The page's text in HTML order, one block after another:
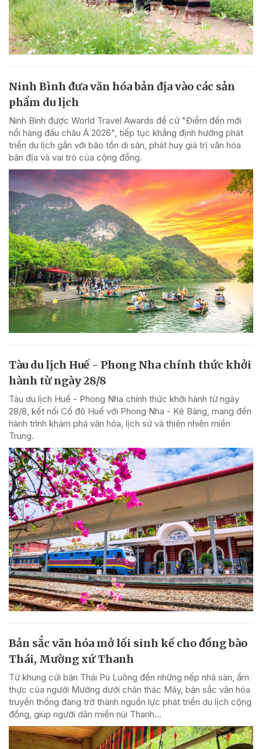
Ninh Bình đưa văn hóa bản địa vào các sản
phẩm du lịch
Ninh Bình được World Travel Awards đề cử "Điểm đến mới
nổi hàng đầu châu Á 2026", tiếp tục khẳng định hướng phát
triển du lịch gắn với bảo tồn di sản, phát huy giá trị văn hóa
bản địa và vai trò của cộng đồng.
Tàu du lịch Huế - Phong Nha chính thức khởi
hành từ ngày 28/8
Tàu du lịch Huế - Phong Nha chính thức khởi hành từ ngày
28/8, kết nối Cố đô Huế với Phong Nha - Kẻ Bàng, mang đến
hành trình khám phá văn hóa, lịch sử và thiên nhiên miền
Trung.
Bản sắc văn hóa mở lối sinh kế cho đồng bào
Thái, Mường xứ Thanh
Từ khung cửi bản Thái Pù Luông đến những nếp nhà sàn, ẩm
thực của người Mường dưới chân thác Mây, bản sắc văn hóa
truyền thống đang trở thành nguồn lực phát triển du lịch cộng
đồng, giúp người dân miền núi Thanh...